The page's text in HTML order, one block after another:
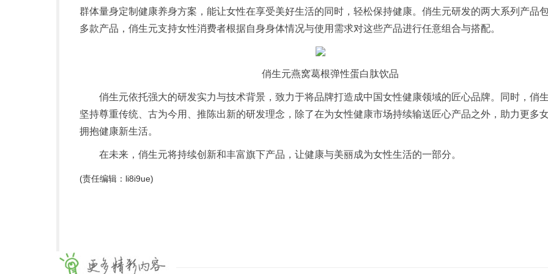
群体量身定制健康养身方案，能让女性在享受美好生活的同时，轻松保持健康。俏生元研发的两大系列产品
多款产品，俏生元支持女性消费者根据自身身体情况与使用需求对这些产品进行任意组合与搭配。
俏生元燕窝葛根弹性蛋白肽饮品
俏生元依托强大的研发实力与技术背景，致力于将品牌打造成中国女性健康领域的匠心品牌。同时，俏
坚持尊重传统、古为今用、推陈出新的研发理念，除了在为女性健康市场持续输送匠心产品之外，助力更多
拥抱健康新生活。
在未来，俏生元将持续创新和丰富旗下产品，让健康与美丽成为女性生活的一部分。
(责任编辑：li8i9ue)